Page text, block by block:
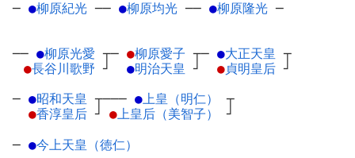
─ ●柳原紀光 ── ●柳原均光 ── ●柳原隆光 ─
── ●柳原光愛 ┬
●長谷川歌野 ┘
─ ●柳原愛子 ┬
●明治天皇 ┘
─ ●大正天皇 ┬
●貞明皇后 ┘
─ ●昭和天皇 ┬
●香淳皇后 ┘
─── ●上皇（明仁）
┬
●上皇后（美智子） ┘
─ ●今上天皇（徳仁）